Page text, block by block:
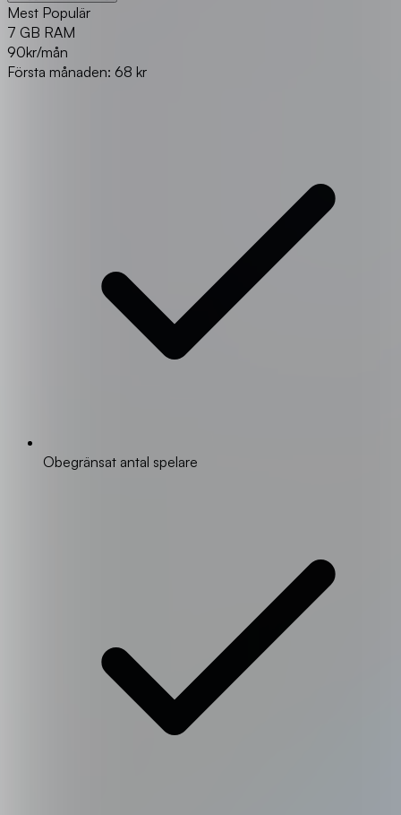
Mest Populär
7 GB RAM
90kr/mån
Första månaden: 68 kr
Obegränsat antal spelare